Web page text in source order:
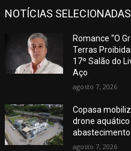
NOTÍCIAS SELECIONADAS
Romance “O
Terras
17º Salão do
Aço
agosto 7, 2026
Copasa
drone
agosto 7, 2026